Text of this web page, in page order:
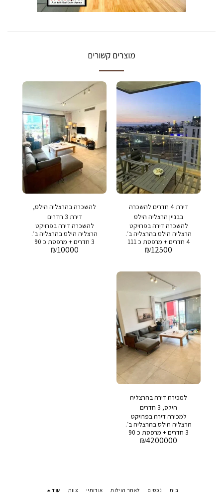
מוצרים קשורים
דירת 4 חדרים להשכרה
בבניין הרצליה הילס
להשכרה דירה בפרויקט
הרצליה הילס בהרצליה ב׳.
4 חדרים + מרפסת כ 111
בפרויקט: בריכה , חדר
סופרמרקט, מסעדות ובתי
קפה
₪12500
להשכרה בהרצליה הילס,
דירת 3 חדרים
להשכרה דירה בפרויקט
הרצליה הילס בהרצליה ב׳.
3 חדרים + מרפסת כ 90
₪10000
למכירה דירה בהרצליה
הילס, 3 חדרים
למכירה דירה בפרויקט
הרצליה הילס בהרצליה ב׳.
3 חדרים + מרפסת כ 90
₪4200000
בית נכסים לאתר הוילות אודותיי צוות עוד